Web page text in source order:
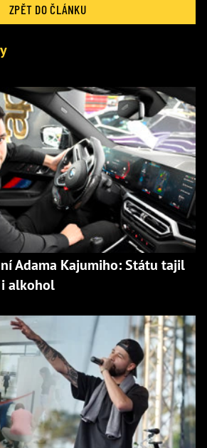
ZPĚT DO ČLÁNKU
Adama Kajumiho: Státu tajil
alkohol